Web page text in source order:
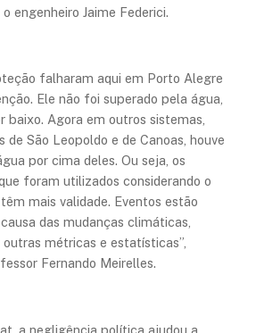
engenheiro Jaime Federici.
falharam aqui em Porto Alegre
Ele não foi superado pela água,
baixo. Agora em outros sistemas,
de São Leopoldo e de Canoas, houve
por cima deles. Ou seja, os
foram utilizados considerando o
mais validade. Eventos estão
das mudanças climáticas,
métricas e estatísticas”,
Fernando Meirelles.